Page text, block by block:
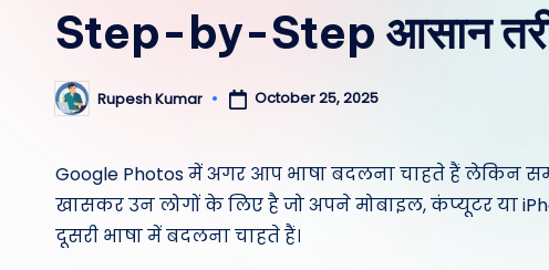
Step-by-Step आसान
Posted
by
Rupesh Kumar October 25, 2025
Google Photos में अगर आप भाषा बदलना चाहते हैं लेकिन
खासकर उन लोगों के लिए है जो अपने मोबाइल, कंप्यूटर या
दूसरी भाषा में बदलना चाहते हैं।